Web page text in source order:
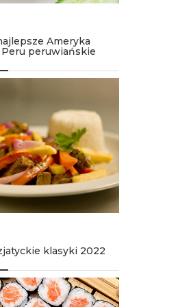
Ameryka
Peru peruwiańskie
klasyki 2022